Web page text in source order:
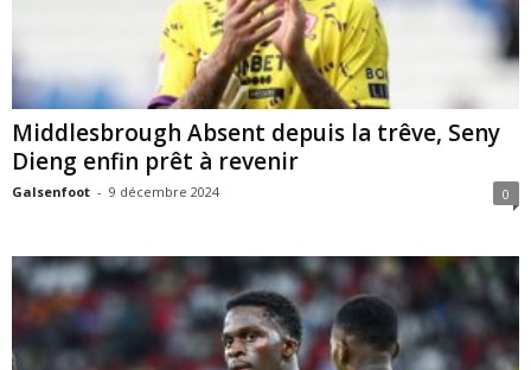
Middlesbrough Absent depuis la trêve, Seny
Dieng enfin prêt à revenir
Galsenfoot - 9 décembre 2024 0